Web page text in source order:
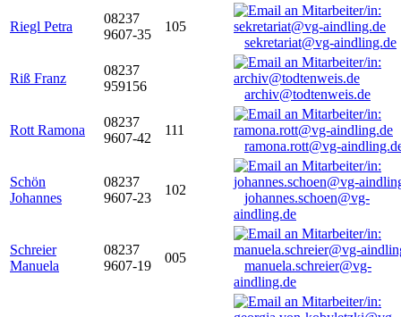
Riegl Petra
08237
9607-35
105
sekretariat@vg-aindling.de
Riß Franz
08237
959156
archiv@todtenweis.de
Rott Ramona
08237
9607-42
111
ramona.rott@vg-
Schön
Johannes
08237
9607-23
102
johannes.schoen@vg-
aindling.de
Schreier
Manuela
08237
9607-19
005
manuela.schreier@vg-
aindling.de